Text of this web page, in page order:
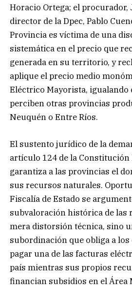
Horacio Ortega; el procurador,
director de la Dpec, Pablo
Provincia es víctima de una
sistemática en el precio que
generada en su territorio, y
aplique el precio medio
Eléctrico Mayorista, igualando
perciben otras provincias
Neuquén o Entre Ríos.
El sustento jurídico de la
artículo 124 de la Constitución
garantiza a las provincias el
sus recursos naturales.
Fiscalía de Estado se
subvaloración histórica de las
mera distorsión técnica, sino
subordinación que obliga a
pagar una de las facturas
país mientras sus propios
financian subsidios en el Área